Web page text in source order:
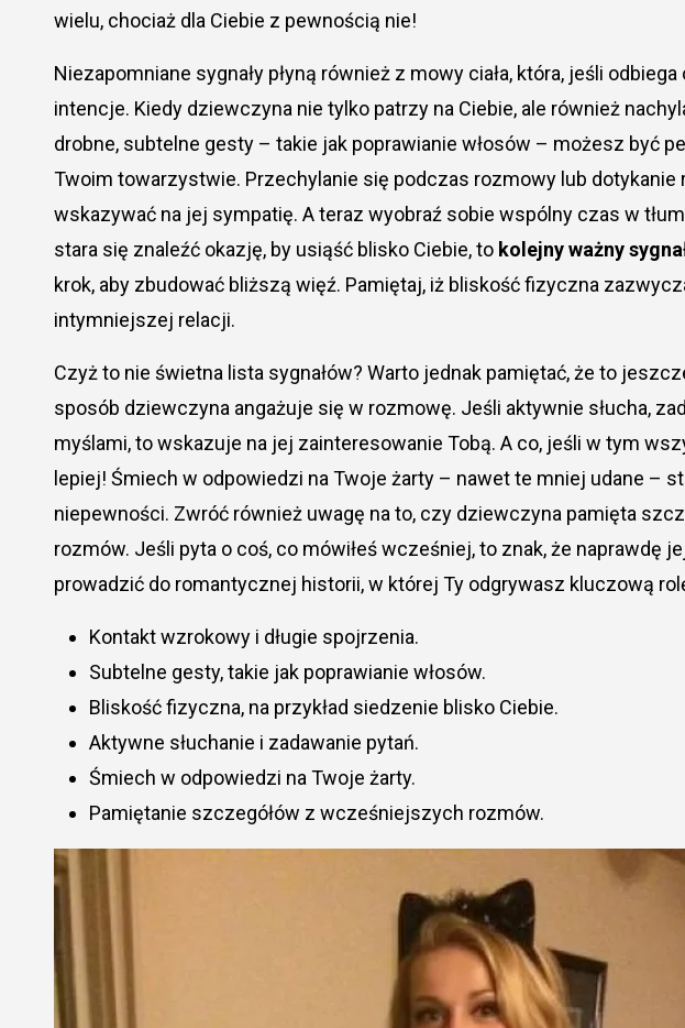
wielu, chociaż dla Ciebie z pewnością nie!
Niezapomniane sygnały płyną również z mowy ciała, która, jeśli
intencje. Kiedy dziewczyna nie tylko patrzy na Ciebie, ale również
drobne, subtelne gesty – takie jak poprawianie włosów – możesz być
Twoim towarzystwie. Przechylanie się podczas rozmowy lub dotykanie
wskazywać na jej sympatię. A teraz wyobraź sobie wspólny czas w
stara się znaleźć okazję, by usiąść blisko Ciebie, to kolejny ważny
krok, aby zbudować bliższą więź. Pamiętaj, iż bliskość fizyczna
intymniejszej relacji.
Czyż to nie świetna lista sygnałów? Warto jednak pamiętać, że to
sposób dziewczyna angażuje się w rozmowę. Jeśli aktywnie słucha,
myślami, to wskazuje na jej zainteresowanie Tobą. A co, jeśli w tym
lepiej! Śmiech w odpowiedzi na Twoje żarty – nawet te mniej udane –
niepewności. Zwróć również uwagę na to, czy dziewczyna pamięta
rozmów. Jeśli pyta o coś, co mówiłeś wcześniej, to znak, że naprawdę
prowadzić do romantycznej historii, w której Ty odgrywasz kluczową
Kontakt wzrokowy i długie spojrzenia.
Subtelne gesty, takie jak poprawianie włosów.
Bliskość fizyczna, na przykład siedzenie blisko Ciebie.
Aktywne słuchanie i zadawanie pytań.
Śmiech w odpowiedzi na Twoje żarty.
Pamiętanie szczegółów z wcześniejszych rozmów.